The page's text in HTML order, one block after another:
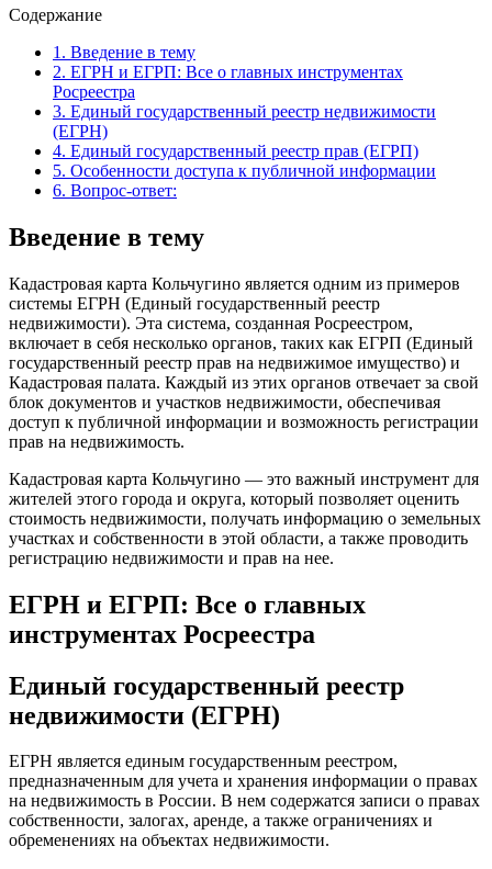
Содержание
1. Введение в тему
2. ЕГРН и ЕГРП: Все о главных инструментах
Росреестра
3. Единый государственный реестр недвижимости
(ЕГРН)
4. Единый государственный реестр прав (ЕГРП)
5. Особенности доступа к публичной информации
6. Вопрос-ответ:
Введение в тему
Кадастровая карта Кольчугино является одним из примеров
системы ЕГРН (Единый государственный реестр
недвижимости). Эта система, созданная Росреестром,
включает в себя несколько органов, таких как ЕГРП (Единый
государственный реестр прав на недвижимое имущество) и
Кадастровая палата. Каждый из этих органов отвечает за свой
блок документов и участков недвижимости, обеспечивая
доступ к публичной информации и возможность регистрации
прав на недвижимость.
Кадастровая карта Кольчугино — это важный инструмент для
жителей этого города и округа, который позволяет оценить
стоимость недвижимости, получать информацию о земельных
участках и собственности в этой области, а также проводить
регистрацию недвижимости и прав на нее.
ЕГРН и ЕГРП: Все о главных
инструментах Росреестра
Единый государственный реестр
недвижимости (ЕГРН)
ЕГРН является единым государственным реестром,
предназначенным для учета и хранения информации о правах
на недвижимость в России. В нем содержатся записи о правах
собственности, залогах, аренде, а также ограничениях и
обременениях на объектах недвижимости.